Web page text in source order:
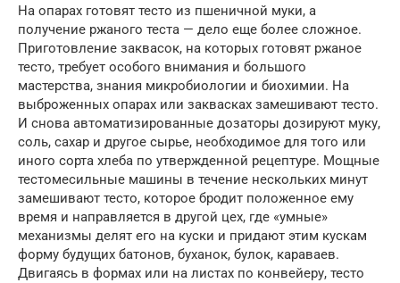
На опарах готовят тесто из пшеничной муки, а
получение ржаного теста — дело еще более сложное.
Приготовление заквасок, на которых готовят ржаное
тесто, требует особого внимания и большого
мастерства, знания микробиологии и биохимии. На
выброженных опарах или заквасках замешивают тесто.
И снова автоматизированные дозаторы дозируют муку,
соль, сахар и другое сырье, необходимое для того или
иного сорта хлеба по утвержденной рецептуре. Мощные
тестомесильные машины в течение нескольких минут
замешивают тесто, которое бродит положенное ему
время и направляется в другой цех, где «умные»
механизмы делят его на куски и придают этим кускам
форму будущих батонов, буханок, булок, караваев.
Двигаясь в формах или на листах по конвейеру, тесто